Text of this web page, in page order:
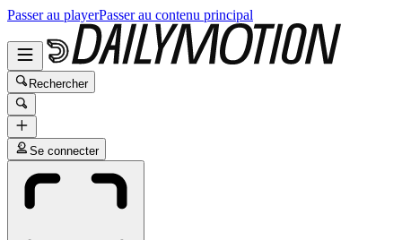
Passer au playerPasser au contenu principal
Rechercher
Se connecter